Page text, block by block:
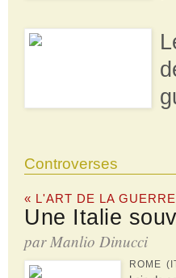
Controverses
« L'ART DE LA
Une Italie
par Manlio Dinucci
ROME